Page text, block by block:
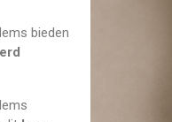
bieden